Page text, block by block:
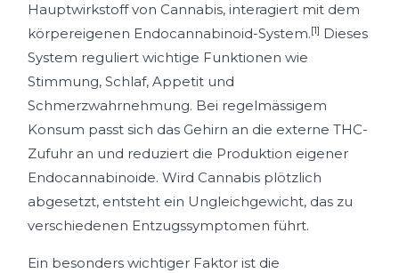
Hauptwirkstoff von Cannabis, interagiert mit dem
körpereigenen Endocannabinoid-System.[1] Dieses
System reguliert wichtige Funktionen wie
Stimmung, Schlaf, Appetit und
Schmerzwahrnehmung. Bei regelmässigem
Konsum passt sich das Gehirn an die externe THC-
Zufuhr an und reduziert die Produktion eigener
Endocannabinoide. Wird Cannabis plötzlich
abgesetzt, entsteht ein Ungleichgewicht, das zu
verschiedenen Entzugssymptomen führt.
Ein besonders wichtiger Faktor ist die